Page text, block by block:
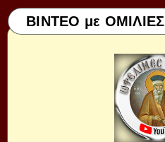
ΒΙΝΤΕΟ με ΟΜΙΛΙΕΣ